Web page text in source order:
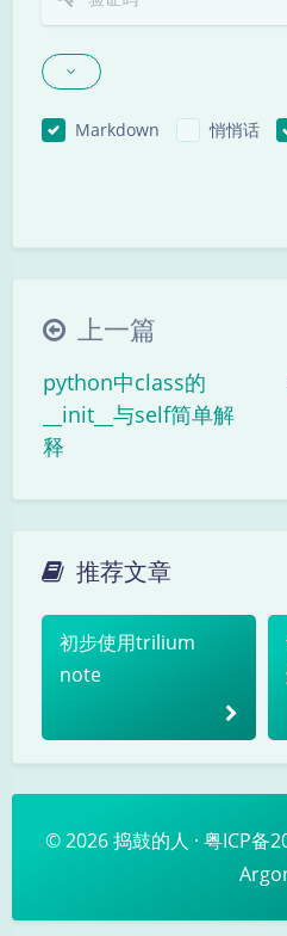
Markdown 悄悄话
|´・ω・)ノ ヾ(≧∇≦*)ゝ
∠( ᐛ 」∠)＿
୧(๑•̀⌄•́๑)૭
(´இ皿இ｀)
⌇●﹏●⌇
( ๑´•ω•) "(ㆆᴗㆆ)
上一篇
python中class的
__init__与self简单解
释
推荐文章
初步使用trilium
note
© 2026捣鼓的人 · 粤ICP备